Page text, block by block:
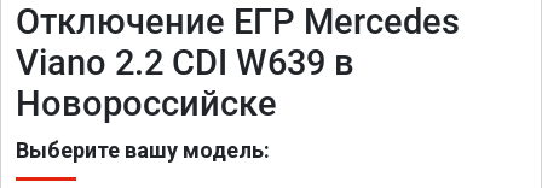
Отключение ЕГР Mercedes
Viano 2.2 CDI W639 в
Новороссийске
Выберите вашу модель: